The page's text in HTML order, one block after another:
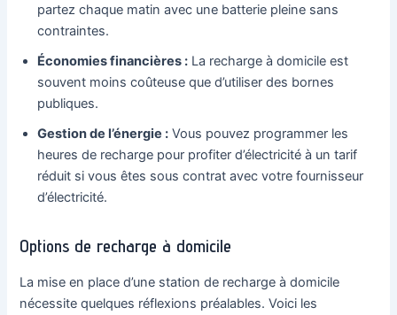
partez chaque matin avec une batterie pleine sans
contraintes.
Économies financières : La recharge à domicile est
souvent moins coûteuse que d’utiliser des bornes
publiques.
Gestion de l’énergie : Vous pouvez programmer les
heures de recharge pour profiter d’électricité à un tarif
réduit si vous êtes sous contrat avec votre fournisseur
d’électricité.
Options de recharge à domicile
La mise en place d’une station de recharge à domicile
nécessite quelques réflexions préalables. Voici les